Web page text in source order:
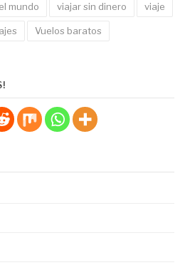
mundo viajar sin dinero viaje
Vuelos baratos